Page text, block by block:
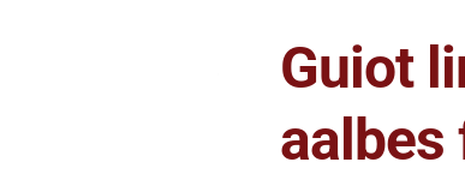
Guiot
aalbes